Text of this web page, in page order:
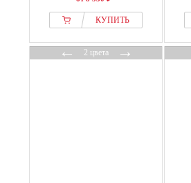
КУПИТЬ
←2 цвета→